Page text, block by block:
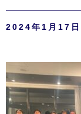
2024年1月17日